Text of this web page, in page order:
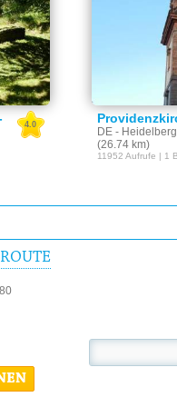
4.0
DE - Heidelberg
(26.74 km)
11952 Aufrufe | 1